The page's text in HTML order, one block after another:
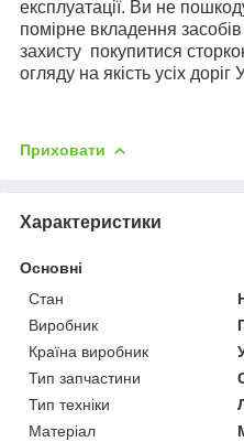
експлуатації. Ви не
помірне вкладення
захисту покупитися
огляду на якість усіх доріг
Приховати
Характеристики
Основні
Стан
Виробник
Країна виробник
Тип запчастини
Тип техніки
Матеріал